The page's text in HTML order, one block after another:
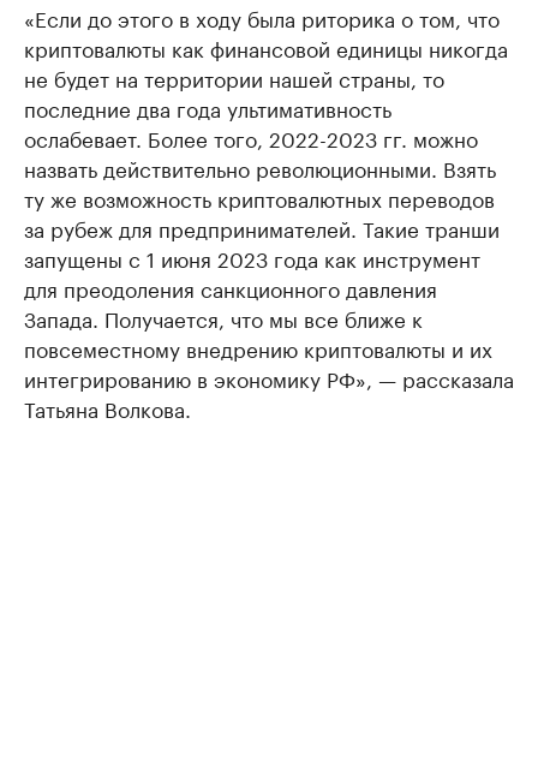
«Если до этого в ходу была риторика о том, что
криптовалюты как финансовой единицы никогда
не будет на территории нашей страны, то
последние два года ультимативность
ослабевает. Более того, 2022-2023 гг. можно
назвать действительно революционными. Взять
ту же возможность криптовалютных переводов
за рубеж для предпринимателей. Такие транши
запущены с 1 июня 2023 года как инструмент
для преодоления санкционного давления
Запада. Получается, что мы все ближе к
повсеместному внедрению криптовалюты и их
интегрированию в экономику РФ», — рассказала
Татьяна Волкова.